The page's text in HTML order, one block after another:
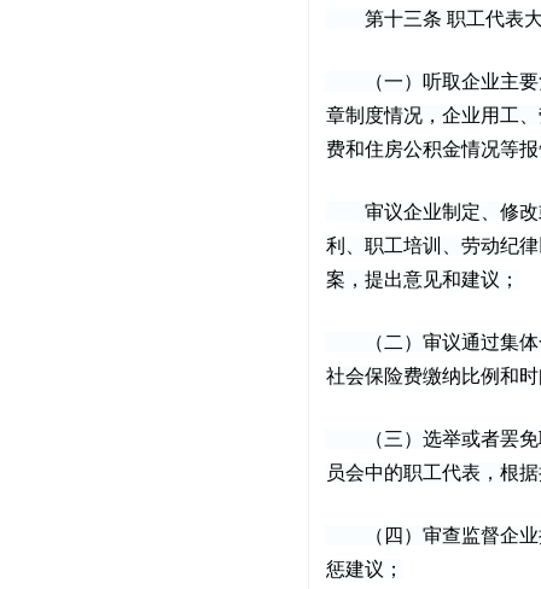
第十三条 职工代表大
（一）听取企业主要
章制度情况，企业用工
费和住房公积金情况等
审议企业制定、修改
利、职工培训、劳动纪
案，提出意见和建议；
（二）审议通过集体
社会保险费缴纳比例和
（三）选举或者罢免
员会中的职工代表，根
（四）审查监督企业
惩建议；